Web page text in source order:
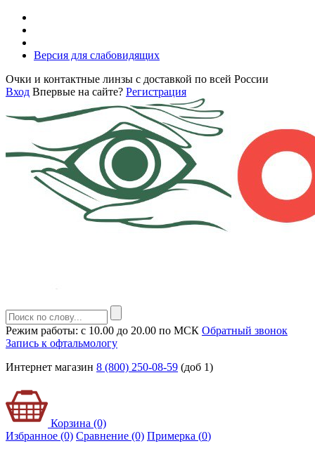
Версия для слабовидящих
Очки и контактные линзы с доставкой по всей России
Вход Впервые на сайте? Регистрация
Режим работы: с 10.00 до 20.00 по МСК Обратный звонок
Запись к офтальмологу
Интернет магазин 8 (800) 250-08-59 (доб 1)
Корзина (0)
Избранное (0) Сравнение (0) Примерка (0)